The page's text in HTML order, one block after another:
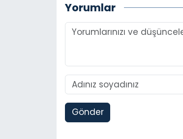
Yorumlar
Gönder